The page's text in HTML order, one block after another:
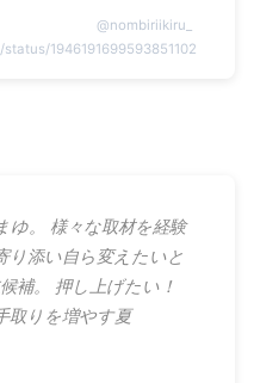
@nombiriikiru_
1946191699593851102
ゆ。 様々な取材を経験
り添い自ら変えたいと
補。 押し上げたい！
取りを増やす夏